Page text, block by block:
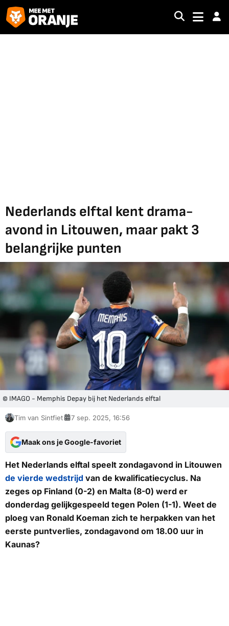
Nederlands elftal kent drama-
avond in Litouwen, maar pakt 3
belangrijke punten
© IMAGO - Memphis Depay bij het Nederlands elftal
Tim van Sintfiet 7 sep. 2025, 16:56
Maak ons je Google-favoriet
Het Nederlands elftal speelt zondagavond in Litouwen
de vierde wedstrijd van de kwalificatiecyclus. Na
zeges op Finland (0-2) en Malta (8-0) werd er
donderdag gelijkgespeeld tegen Polen (1-1). Weet de
ploeg van Ronald Koeman zich te herpakken van het
eerste puntverlies, zondagavond om 18.00 uur in
Kaunas?